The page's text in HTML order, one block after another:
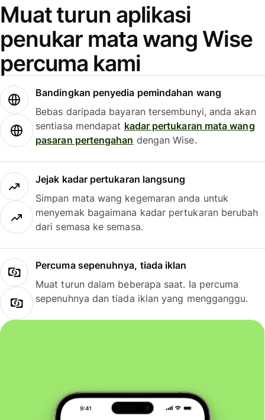
Muat turun aplikasi
penukar mata wang Wise
percuma kami
Bandingkan penyedia pemindahan wang
Bebas daripada bayaran tersembunyi, anda akan
sentiasa mendapat kadar pertukaran mata wang
pasaran pertengahan dengan Wise.
Jejak kadar pertukaran langsung
Simpan mata wang kegemaran anda untuk
menyemak bagaimana kadar pertukaran berubah
dari semasa ke semasa.
Percuma sepenuhnya, tiada iklan
Muat turun dalam beberapa saat. Ia percuma
sepenuhnya dan tiada iklan yang mengganggu.